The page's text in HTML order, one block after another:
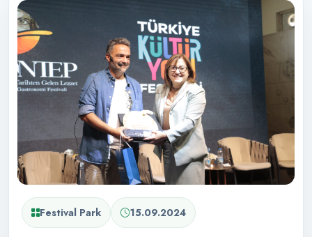
Festival Park 15.09.2024